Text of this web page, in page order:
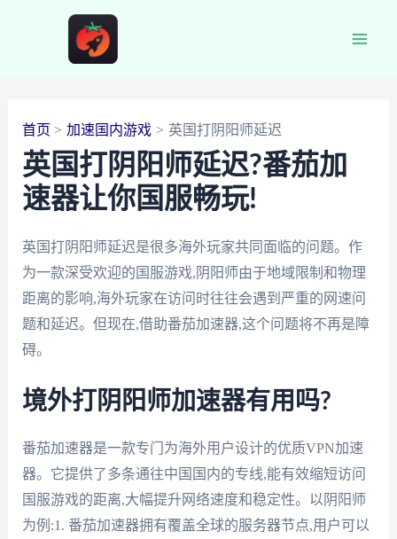
首页 加速国内游戏 英国打阴阳师延迟
英国打阴阳师延迟?番茄加
速器让你国服畅玩!
英国打阴阳师延迟是很多海外玩家共同面临的问题。作
为一款深受欢迎的国服游戏,阴阳师由于地域限制和物理
距离的影响,海外玩家在访问时往往会遇到严重的网速问
题和延迟。但现在,借助番茄加速器,这个问题将不再是障
碍。
境外打阴阳师加速器有用吗?
番茄加速器是一款专门为海外用户设计的优质VPN加速
器。它提供了多条通往中国国内的专线,能有效缩短访问
国服游戏的距离,大幅提升网络速度和稳定性。以阴阳师
为例:1. 番茄加速器拥有覆盖全球的服务器节点,用户可以